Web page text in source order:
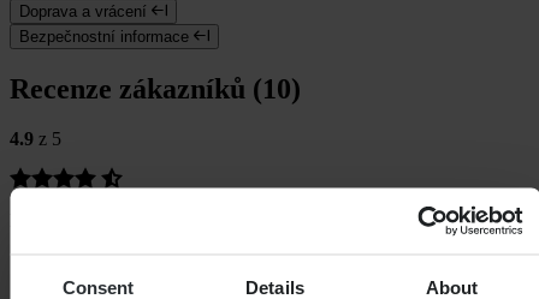
Consent Details About
Doprava a vrácení
Bezpečnostní informace
Recenze zákazníků (10)
4.9 z 5
9